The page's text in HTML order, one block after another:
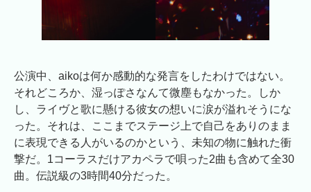
公演中、aikoは何か感動的な発言をしたわけではない。
それどころか、湿っぽさなんて微塵もなかった。しか
し、ライヴと歌に懸ける彼女の想いに涙が溢れそうにな
った。それは、ここまでステージ上で自己をありのまま
に表現できる人がいるのかという、未知の物に触れた衝
撃だ。1コーラスだけアカペラで唄った2曲も含めて全30
曲。伝説級の3時間40分だった。